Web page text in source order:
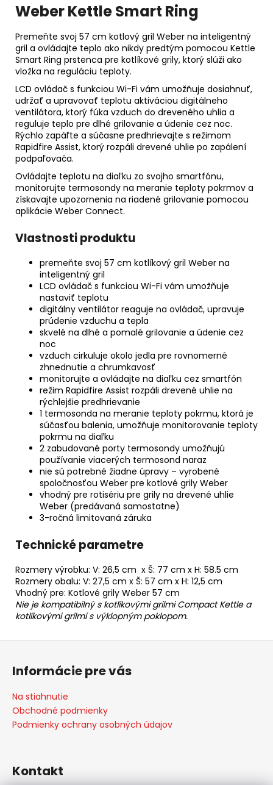
Weber Kettle Smart Ring
Premeňte svoj 57 cm kotlový gril Weber na inteligentný
gril a ovládajte teplo ako nikdy predtým pomocou Kettle
Smart Ring prstenca pre kotlíkové grily, ktorý slúži ako
vložka na reguláciu teploty.
LCD ovládač s funkciou Wi-Fi vám umožňuje dosiahnuť,
udržať a upravovať teplotu aktiváciou digitálneho
ventilátora, ktorý fúka vzduch do dreveného uhlia a
reguluje teplo pre dlhé grilovanie a údenie cez noc.
Rýchlo zapáľte a súčasne predhrievajte s režimom
Rapidfire Assist, ktorý rozpáli drevené uhlie po zapálení
podpaľovača.
Ovládajte teplotu na diaľku zo svojho smartfónu,
monitorujte termosondy na meranie teploty pokrmov a
získavajte upozornenia na riadené grilovanie pomocou
aplikácie Weber Connect.
Vlastnosti produktu
premeňte svoj 57 cm kotlíkový gril Weber na
inteligentný gril
LCD ovládač s funkciou Wi-Fi vám umožňuje
nastaviť teplotu
digitálny ventilátor reaguje na ovládač, upravuje
prúdenie vzduchu a tepla
skvelé na dlhé a pomalé grilovanie a údenie cez
noc
vzduch cirkuluje okolo jedla pre rovnomerné
zhnednutie a chrumkavosť
monitorujte a ovládajte na diaľku cez smartfón
režim Rapidfire Assist rozpáli drevené uhlie na
rýchlejšie predhrievanie
1 termosonda na meranie teploty pokrmu, ktorá je
súčasťou balenia, umožňuje monitorovanie teploty
pokrmu na diaľku
2 zabudované porty termosondy umožňujú
používanie viacerých termosond naraz
nie sú potrebné žiadne úpravy – vyrobené
spoločnosťou Weber pre kotlové grily Weber
vhodný pre rotisériu pre grily na drevené uhlie
Weber (predávaná samostatne)
3-ročná limitovaná záruka
Technické parametre
Rozmery výrobku: V: 26,5 cm x Š: 77 cm x H: 58.5 cm
Rozmery obalu: V: 27,5 cm x Š: 57 cm x H: 12,5 cm
Vhodný pre: Kotlové grily Weber 57 cm
Nie je kompatibilný s kotlíkovými grilmi Compact Kettle a
kotlíkovými grilmi s výklopným poklopom.
Informácie pre vás
Na stiahnutie
Obchodné podmienky
Podmienky ochrany osobných údajov
Kontakt